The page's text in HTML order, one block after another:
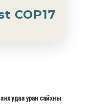
COP17
удаа уран сайхны